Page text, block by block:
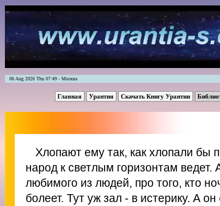
06 Aug 2026 Thu 07:49 - Москва
Главная Урантия Скачать Книгу Урантии
Хлопают ему так, как хлопали бы
народ к светлым горизонтам ведет.
любимого из людей, про того, кто
болеет. Тут уж зал - в истерику. А